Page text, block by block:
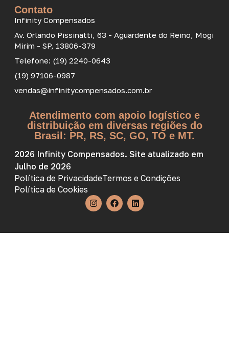
Contato
Infinity Compensados
Av. Orlando Pissinatti, 63 - Aguardente do Reino, Mogi
Mirim - SP, 13806-379
Telefone: (19) 2240-0643
(19) 97106-0987
vendas@infinitycompensados.com.br
Atendimento com apoio logístico e
distribuição em diversas regiões do
Brasil: PR, RS, SC, GO, TO e MT.
2026 Infinity Compensados. Site atualizado em
Julho de 2026
Política de PrivacidadeTermos e Condições
Política de Cookies